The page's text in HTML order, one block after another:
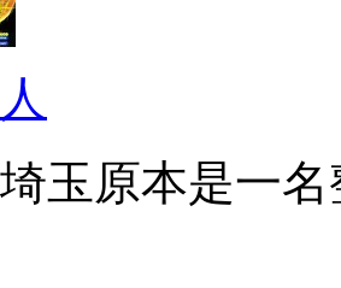
玉原本是一名